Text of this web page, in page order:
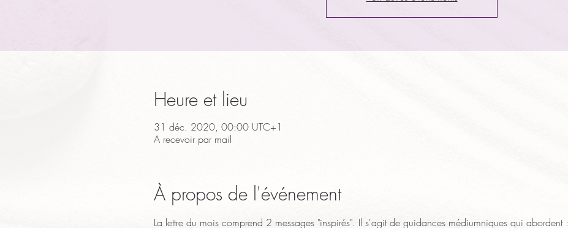
Heure et lieu
31 déc. 2020, 00:00 UTC+1
A recevoir par mail
À propos de l'événement
La lettre du mois comprend 2 messages "inspirés". Il s'agit de guidances médiumniques qui abordent :